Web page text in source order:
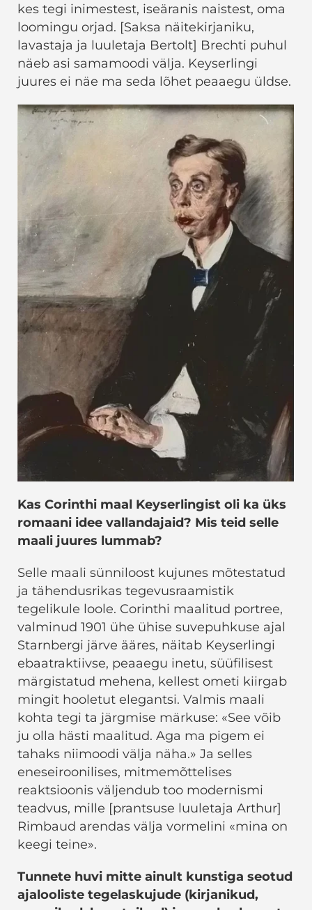
kes tegi inimestest, iseäranis naistest, oma
loomingu orjad. [Saksa näitekirjaniku,
lavastaja ja luuletaja Bertolt] Brechti puhul
näeb asi samamoodi välja. Keyserlingi
juures ei näe ma seda lõhet peaaegu üldse.
Kas Corinthi maal Keyserlingist oli ka üks
romaani idee vallandajaid? Mis teid selle
maali juures lummab?
Selle maali sünniloost kujunes mõtestatud
ja tähendusrikas tegevusraamistik
tegelikule loole. Corinthi maalitud portree,
valminud 1901 ühe ühise suvepuhkuse ajal
Starnbergi järve ääres, näitab Keyserlingi
ebaatraktiivse, peaaegu inetu, süüfilisest
märgistatud mehena, kellest ometi kiirgab
mingit hooletut elegantsi. Valmis maali
kohta tegi ta järgmise märkuse: «See võib
ju olla hästi maalitud. Aga ma pigem ei
tahaks niimoodi välja näha.» Ja selles
eneseiroonilises, mitmemõttelises
reaktsioonis väljendub too modernismi
teadvus, mille [prantsuse luuletaja Arthur]
Rimbaud arendas välja vormelini «mina on
keegi teine».
Tunnete huvi mitte ainult kunstiga seotud
ajalooliste tegelaskujude (kirjanikud,